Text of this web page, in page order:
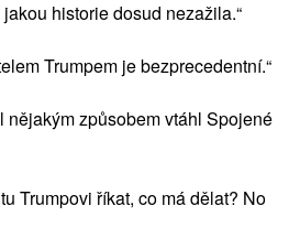
historie dosud nezažila.“
Trumpem je bezprecedentní.“
způsobem vtáhl Spojené
Trumpovi říkat, co má dělat? No